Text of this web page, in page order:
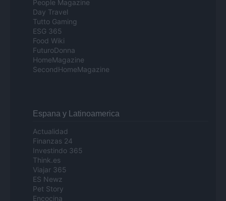
People Magazine
Day Travel
Tutto Gaming
ESG 365
Food Wiki
FuturoDonna
HomeMagazine
SecondHomeMagazine
Espana y Latinoamerica
Actualidad
Finanzas 24
Investindo 365
Think.es
Viajar 365
ES Newz
Pet Story
Encocina